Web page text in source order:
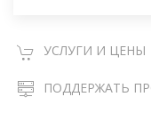
УСЛУГИ И ЦЕНЫ
ПОДДЕРЖАТЬ